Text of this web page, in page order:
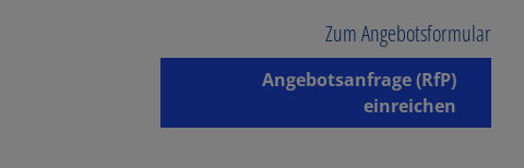
Zum Angebotsformular
Angebotsanfrage (RfP)
einreichen